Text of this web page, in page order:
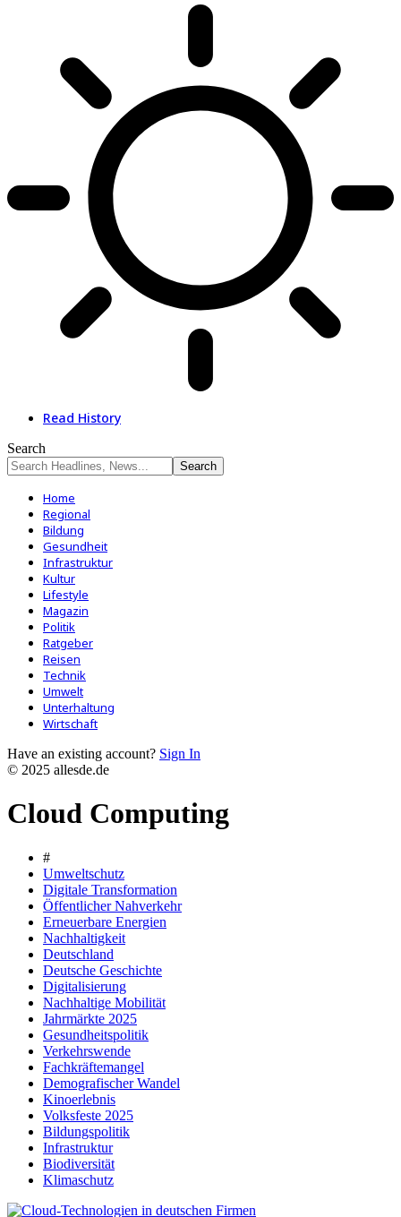
Read History
Search
Home
Regional
Bildung
Gesundheit
Infrastruktur
Kultur
Lifestyle
Magazin
Politik
Ratgeber
Reisen
Technik
Umwelt
Unterhaltung
Wirtschaft
Have an existing account? Sign In
© 2025 allesde.de
Cloud Computing
#
Umweltschutz
Digitale Transformation
Öffentlicher Nahverkehr
Erneuerbare Energien
Nachhaltigkeit
Deutschland
Deutsche Geschichte
Digitalisierung
Nachhaltige Mobilität
Jahrmärkte 2025
Gesundheitspolitik
Verkehrswende
Fachkräftemangel
Demografischer Wandel
Kinoerlebnis
Volksfeste 2025
Bildungspolitik
Infrastruktur
Biodiversität
Klimaschutz